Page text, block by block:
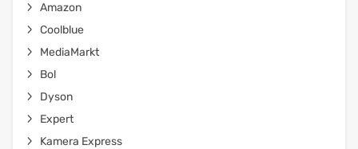
Amazon
Coolblue
MediaMarkt
Bol
Dyson
Expert
Kamera Express